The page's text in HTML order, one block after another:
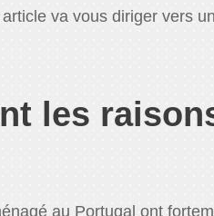
va vous diriger vers
les
au Portugal ont